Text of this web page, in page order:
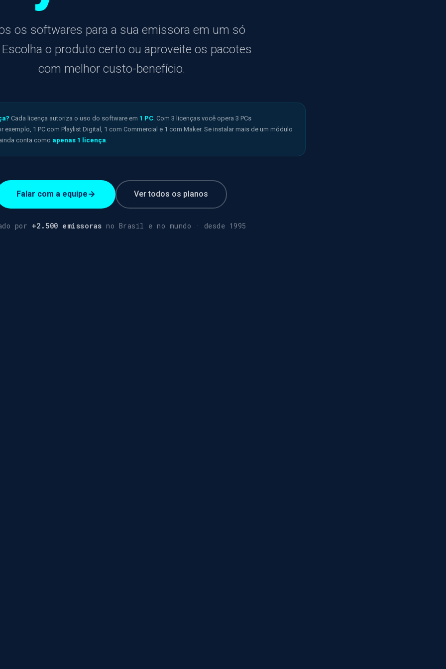
os softwares para a sua emissora em um só
Escolha o produto certo ou aproveite os pacotes
com melhor custo-benefício.
Cada licença autoriza o uso do software em 1 PC . Com 3 licenças você opera 3 PCs
exemplo, 1 PC com Playlist Digital, 1 com Commercial e 1 com Maker. Se instalar mais de um módulo
conta como apenas 1 licença
Falar com a equipe Ver todos os planos
por +2.500 emissoras no Brasil e no mundo · desde 1995